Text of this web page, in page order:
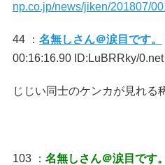
np.co.jp/news/jiken/201807/
44 ： 名無しさん＠涙目です。
00:16:16.90 ID:LuBRRky/0.net
じじい同士のケンカが見れる
103 ： 名無しさん＠涙目です。